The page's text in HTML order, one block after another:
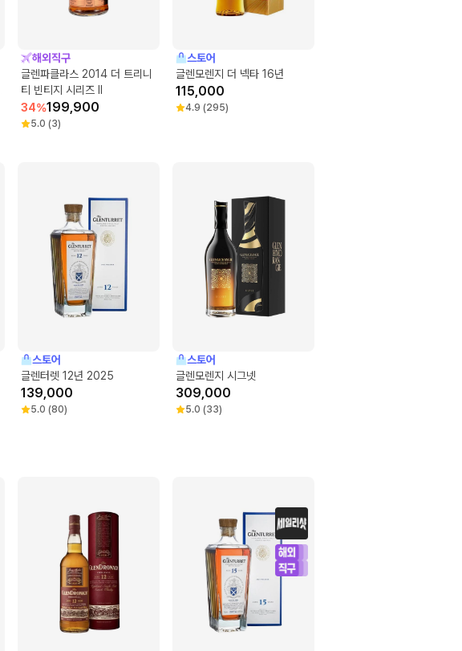
해외직구
글렌파클라스 2014 더 트리니
티 빈티지 시리즈 II
34%199,900
5.0 (3)
스토어
글렌모렌지 더 넥타 16년
115,000
4.9 (295)
스토어
글렌터렛 12년 2025
139,000
5.0 (80)
스토어
글렌모렌지 시그넷
309,000
5.0 (33)